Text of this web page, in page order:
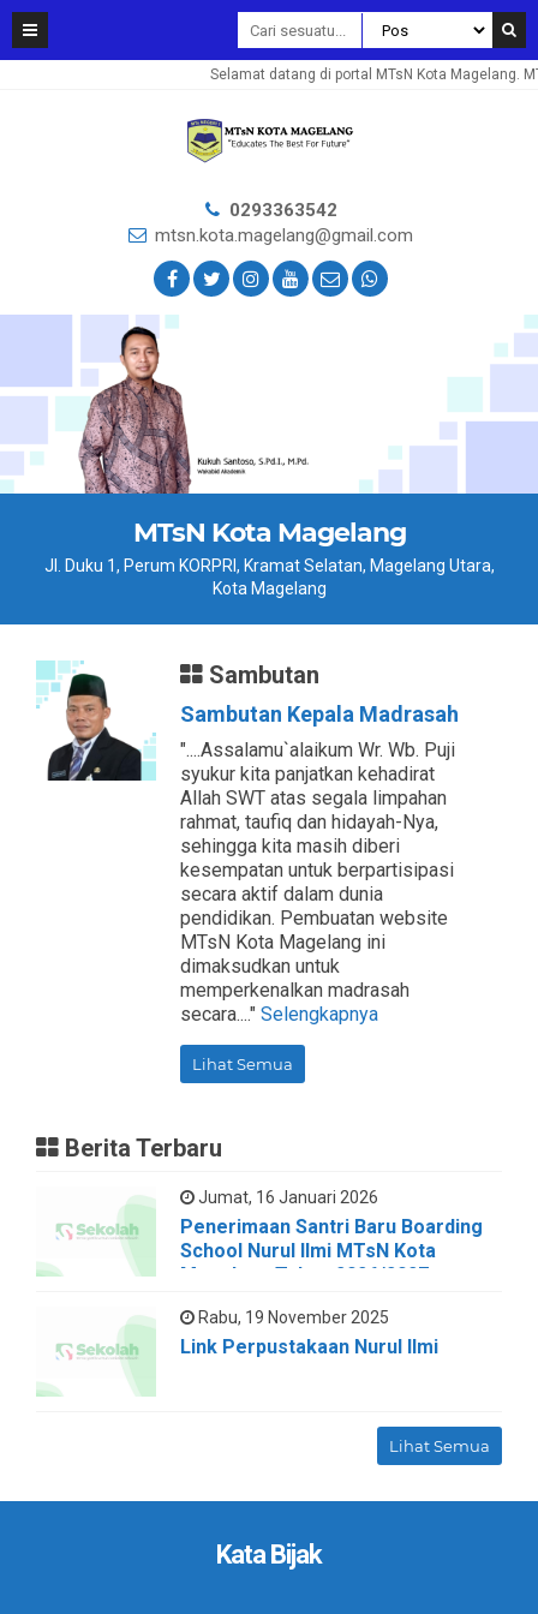
Selamat datang di portal MTsN Kota Magelang.
0293363542
mtsn.kota.magelang@gmail.com
MTsN Kota Magelang
Jl. Duku 1, Perum KORPRI, Kramat Selatan, Magelang Utara,
Kota Magelang
Sambutan
Sambutan Kepala Madrasah
"....Assalamu`alaikum Wr. Wb. Puji
syukur kita panjatkan kehadirat
Allah SWT atas segala limpahan
rahmat, taufiq dan hidayah-Nya,
sehingga kita masih diberi
kesempatan untuk berpartisipasi
secara aktif dalam dunia
pendidikan. Pembuatan website
MTsN Kota Magelang ini
dimaksudkan untuk
memperkenalkan madrasah
secara...." Selengkapnya
Lihat Semua
Berita Terbaru
Jumat, 16 Januari 2026
Penerimaan Santri Baru Boarding
School Nurul Ilmi MTsN Kota
Magelang Tahun 2026/2027
Rabu, 19 November 2025
Link Perpustakaan Nurul Ilmi
Lihat Semua
Kata Bijak